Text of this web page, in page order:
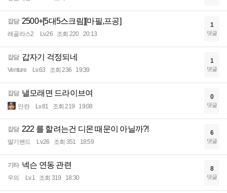
잡담 2500+[5대5스크림][마필,프공]
레골라스2 Lv.26 조회 220 20:13
1
댓글
잡담 갑자기 걱정되네
Venture Lv.63 조회 236 19:39
1
댓글
잡담 낼모래면 드라이브여
안란 Lv.81 조회 219 19:08
0
댓글
잡담 222 를 할려는건 디몬 때문이 아닐까?!
딸기밴드 Lv.26 조회 351 18:59
6
댓글
기타 넥슨 연동 관련
우의 Lv.1 조회 319 18:30
8
댓글